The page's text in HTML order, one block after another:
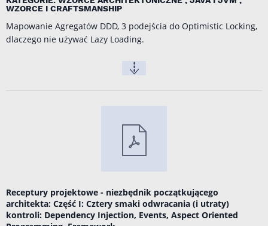
WZORCE I CRAFTSMANSHIP
Mapowanie Agregatów DDD, 3 podejścia do Optimistic Locking,
dlaczego nie używać Lazy Loading.
Receptury projektowe - niezbędnik początkującego
architekta: Część I: Cztery smaki odwracania (i utraty)
kontroli: Dependency Injection, Events, Aspect Oriented